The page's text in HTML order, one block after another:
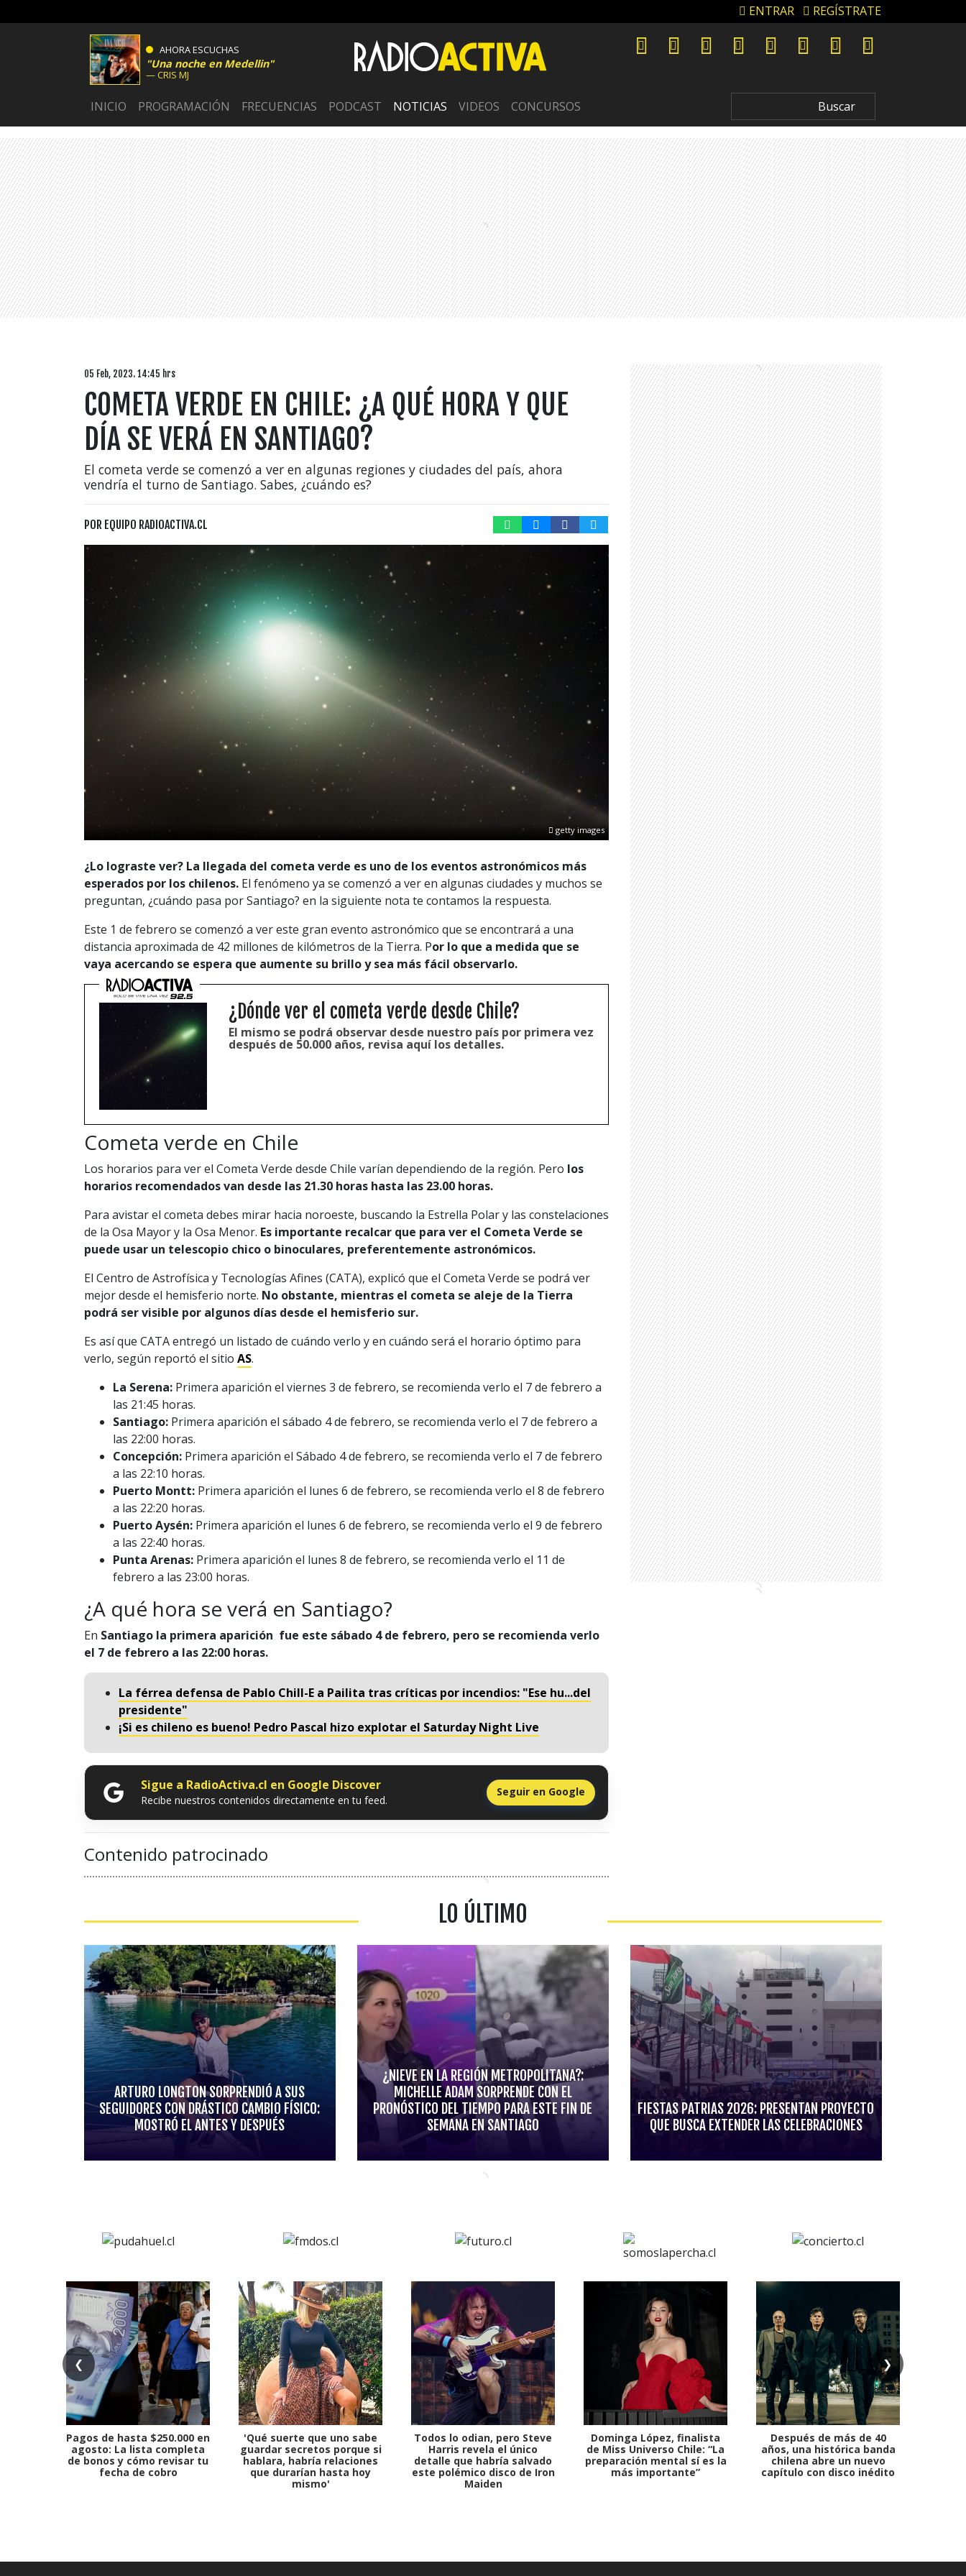
ENTRAR REGÍSTRATE
AHORA ESCUCHAS
Una noche en Medellin
CRIS MJ
INICIO PROGRAMACIÓN FRECUENCIAS PODCAST NOTICIAS VIDEOS CONCURSOS
05 Feb, 2023. 14:45 hrs
COMETA VERDE EN CHILE: ¿A QUÉ HORA Y QUE
DÍA SE VERÁ EN SANTIAGO?
El cometa verde se comenzó a ver en algunas regiones y ciudades del país, ahora
vendría el turno de Santiago. Sabes, ¿cuándo es?
POR EQUIPO RADIOACTIVA.CL
getty images
¿Lo lograste ver? La llegada del cometa verde es uno de los eventos astronómicos más
esperados por los chilenos. El fenómeno ya se comenzó a ver en algunas ciudades y muchos se
preguntan, ¿cuándo pasa por Santiago? en la siguiente nota te contamos la respuesta.
Este 1 de febrero se comenzó a ver este gran evento astronómico que se encontrará a una
distancia aproximada de 42 millones de kilómetros de la Tierra. Por lo que a medida que se
vaya acercando se espera que aumente su brillo y sea más fácil observarlo.
¿Dónde ver el cometa verde desde Chile?
El mismo se podrá observar desde nuestro país por primera vez
después de 50.000 años, revisa aquí los detalles.
Cometa verde en Chile
Los horarios para ver el Cometa Verde desde Chile varían dependiendo de la región. Pero los
horarios recomendados van desde las 21.30 horas hasta las 23.00 horas.
Para avistar el cometa debes mirar hacia noroeste, buscando la Estrella Polar y las constelaciones
de la Osa Mayor y la Osa Menor. Es importante recalcar que para ver el Cometa Verde se
puede usar un telescopio chico o binoculares, preferentemente astronómicos.
El Centro de Astrofísica y Tecnologías Afines (CATA), explicó que el Cometa Verde se podrá ver
mejor desde el hemisferio norte. No obstante, mientras el cometa se aleje de la Tierra
podrá ser visible por algunos días desde el hemisferio sur.
Es así que CATA entregó un listado de cuándo verlo y en cuándo será el horario óptimo para
verlo, según reportó el sitio AS.
La Serena: Primera aparición el viernes 3 de febrero, se recomienda verlo el 7 de febrero a
las 21:45 horas.
Santiago: Primera aparición el sábado 4 de febrero, se recomienda verlo el 7 de febrero a
las 22:00 horas.
Concepción: Primera aparición el Sábado 4 de febrero, se recomienda verlo el 7 de febrero
a las 22:10 horas.
Puerto Montt: Primera aparición el lunes 6 de febrero, se recomienda verlo el 8 de febrero
a las 22:20 horas.
Puerto Aysén: Primera aparición el lunes 6 de febrero, se recomienda verlo el 9 de febrero
a las 22:40 horas.
Punta Arenas: Primera aparición el lunes 8 de febrero, se recomienda verlo el 11 de
febrero a las 23:00 horas.
¿A qué hora se verá en Santiago?
En Santiago la primera aparición fue este sábado 4 de febrero, pero se recomienda verlo
el 7 de febrero a las 22:00 horas.
La férrea defensa de Pablo Chill-E a Pailita tras críticas por incendios: "Ese hu...del
presidente"
¡Si es chileno es bueno! Pedro Pascal hizo explotar el Saturday Night Live
Sigue a RadioActiva.cl en Google Discover
Recibe nuestros contenidos directamente en tu feed.
Seguir en Google
Contenido patrocinado
LO ÚLTIMO
ARTURO LONGTON SORPRENDIÓ A SUS
SEGUIDORES CON DRÁSTICO CAMBIO FÍSICO:
MOSTRÓ EL ANTES Y DESPUÉS
¿NIEVE EN LA REGIÓN METROPOLITANA?:
MICHELLE ADAM SORPRENDE CON EL
PRONÓSTICO DEL TIEMPO PARA ESTE FIN DE
SEMANA EN SANTIAGO
FIESTAS PATRIAS 2026: PRESENTAN PROYECTO
QUE BUSCA EXTENDER LAS CELEBRACIONES
❮ ❯
Pagos de hasta $250.000 en
agosto: La lista completa
de bonos y cómo revisar tu
fecha de cobro
'Qué suerte que uno sabe
guardar secretos porque si
hablara, habría relaciones
que durarían hasta hoy
mismo'
Todos lo odian, pero Steve
Harris revela el único
detalle que habría salvado
este polémico disco de Iron
Maiden
Dominga López, finalista
de Miss Universo Chile: “La
preparación mental sí es la
más importante”
Después de más de 40
años, una histórica banda
chilena abre un nuevo
capítulo con disco inédito